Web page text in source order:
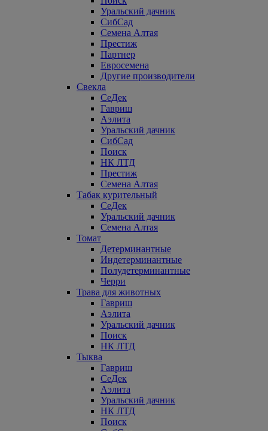
Уральский дачник
СибСад
Семена Алтая
Престиж
Партнер
Евросемена
Другие производители
Свекла
СеДек
Гавриш
Аэлита
Уральский дачник
СибСад
Поиск
НК ЛТД
Престиж
Семена Алтая
Табак курительный
СеДек
Уральский дачник
Семена Алтая
Томат
Детерминантные
Индетерминантные
Полудетерминантные
Черри
Трава для животных
Гавриш
Аэлита
Уральский дачник
Поиск
НК ЛТД
Тыква
Гавриш
СеДек
Аэлита
Уральский дачник
НК ЛТД
Поиск